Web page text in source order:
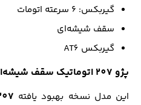
گیربکس: ۶ سرعته اتومات
سقف شیشه‌ای
گیربکس AT6
پژو 207 اتوماتیک سقف شیشه‌ای ارتقا یافته
این مدل نسخه بهبود یافته 207